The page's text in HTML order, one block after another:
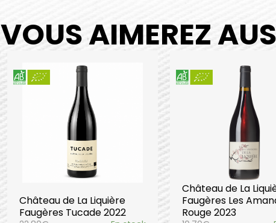
VOUS AIMEREZ
Château de La Liquière
Faugères Tucade 2022
Château de La
Faugères Les
Rouge 2023